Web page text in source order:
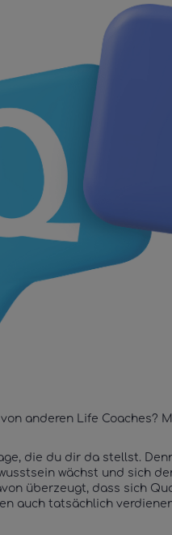
anderen Life Coaches?
die du dir da stellst.
wächst und sich
überzeugt, dass sich
auch tatsächlich